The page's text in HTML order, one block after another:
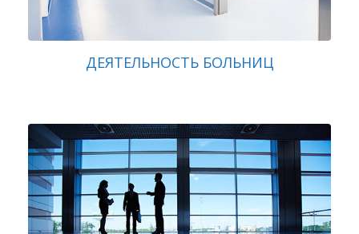
ДЕЯТЕЛЬНОСТЬ БОЛЬНИЦ